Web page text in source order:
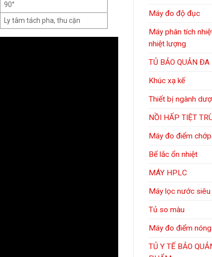
Máy đo độ đục
Máy phân tích
nhiệt lượng
TỦ BẢO QUẢN ĐA
Khúc xạ kế
Thiết bị ngành
NỒI HẤP TIỆT
Máy đo điểm
Bể lắc ổn nhiệt
MÁY HPLC
Máy lọc nước siêu
Tủ so màu
Máy đo điểm
TỦ Y TẾ BẢO
90°
Ly tâm tách pha, thu cặn